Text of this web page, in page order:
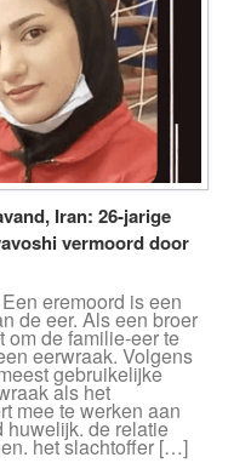
Iran: 26-jarige
vermoord door
eremoord is een
de eer. Als een broer
om de familie-eer te
eerwraak. Volgens
gebruikelijke
als het
mee te werken aan
huwelijk. de relatie
het slachtoffer […]